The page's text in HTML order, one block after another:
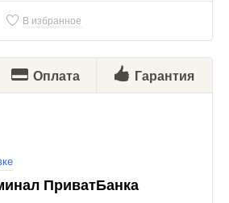
В избранное
Оплата Гарантия
ПриватБанка